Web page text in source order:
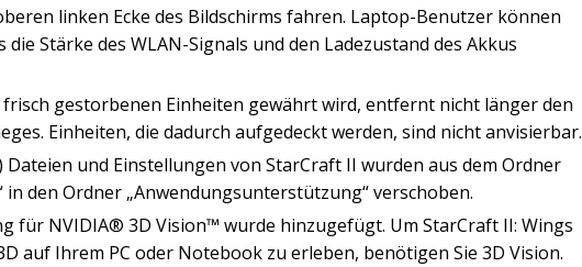
linken Ecke des Bildschirms fahren. Laptop-Benutzer können
Stärke des WLAN-Signals und den Ladezustand des Akkus
frisch gestorbenen Einheiten gewährt wird, entfernt nicht länger den
Einheiten, die dadurch aufgedeckt werden, sind nicht anvisierbar.
und Einstellungen von StarCraft II wurden aus dem Ordner
in den Ordner „Anwendungsunterstützung“ verschoben.
für NVIDIA® 3D Vision™ wurde hinzugefügt. Um StarCraft II: Wings
auf Ihrem PC oder Notebook zu erleben, benötigen Sie 3D Vision.